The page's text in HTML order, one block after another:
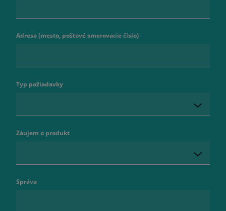
Adresa (mesto, poštové smerovacie číslo)
Typ požiadavky
Záujem o produkt
Správa